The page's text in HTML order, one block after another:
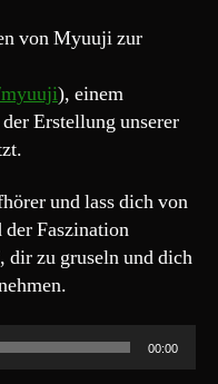
von Myuuji zur
), einem
Erstellung unserer
und lass dich von
Faszination
dir zu gruseln und dich
00:00